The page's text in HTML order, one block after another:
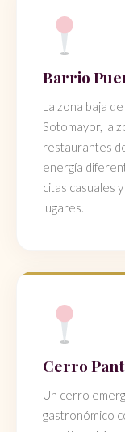
Barrio
La zona baja
Sotomayor, la
restaurantes
energía
citas casuales
lugares.
Cerro
Un cerro
gastronómico